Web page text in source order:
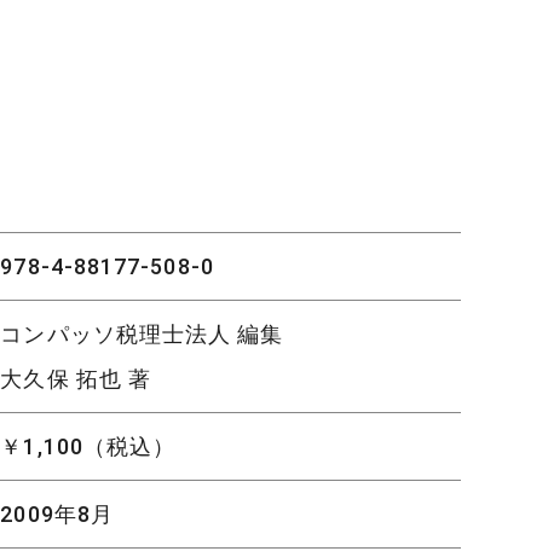
978-4-88177-508-0
コンパッソ税理士法人 編集
大久保 拓也 著
￥1,100（税込）
2009年8月